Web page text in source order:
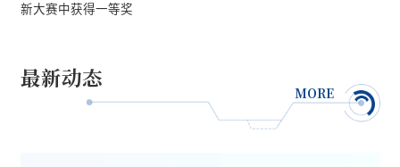
新大赛中获得一等奖
最新动态
MORE